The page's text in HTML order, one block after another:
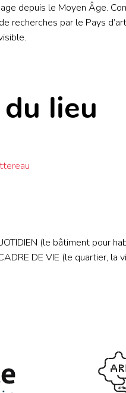
depuis le Moyen Âge.
recherches par le Pays
lieu
(le bâtiment pour
DE VIE (le quartier,